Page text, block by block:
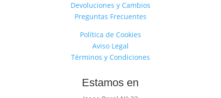
Devoluciones y Cambios
Preguntas Frecuentes
Política de Cookies
Aviso Legal
Términos y Condiciones
Estamos en